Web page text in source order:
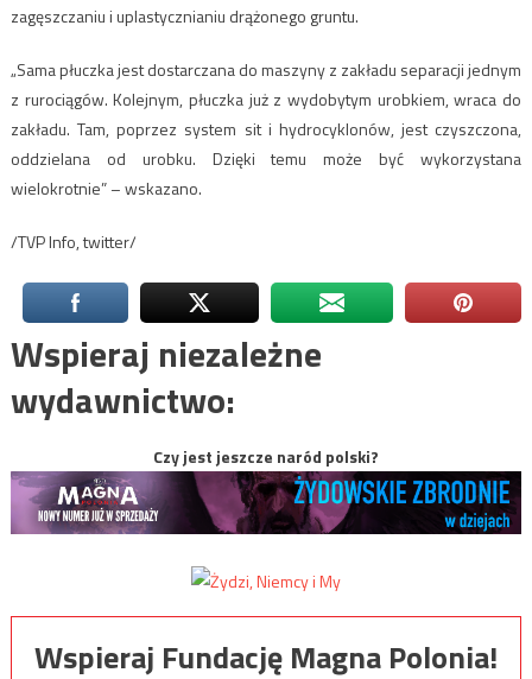
zagęszczaniu i uplastycznianiu drążonego gruntu.
„Sama płuczka jest dostarczana do maszyny z zakładu separacji jednym
z rurociągów. Kolejnym, płuczka już z wydobytym urobkiem, wraca do
zakładu. Tam, poprzez system sit i hydrocyklonów, jest czyszczona,
oddzielana od urobku. Dzięki temu może być wykorzystana
wielokrotnie” – wskazano.
/TVP Info, twitter/
Wspieraj niezależne
wydawnictwo:
Czy jest jeszcze naród polski?
Wspieraj Fundację Magna Polonia!